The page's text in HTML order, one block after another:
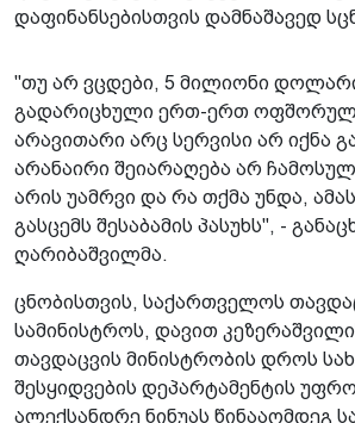
დაფინანსებისთვის დამნაშავედ
"თუ არ ვცდები, 5 მილიონი
გადარიცხული ერთ-ერთ ოფშორულ
არავითარი არც სერვისი არ იქნა
არანაირი შეიარაღება არ
არის უამრვი და რა თქმა უნდა,
გასცემს შესაბამის პასუხს", -
ღარიბაშვილმა.
ცნობისთვის, საქართველოს
სამინისტროს, დავით
თავდაცვის მინისტრობის დროს
შესყიდვების დეპარტამენტის
ალექსანდრე ნინუას წინააღმდეგ